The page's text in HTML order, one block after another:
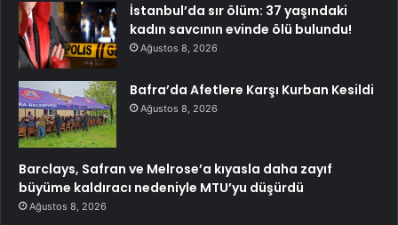
İstanbul’da sır ölüm: 37 yaşındaki
kadın savcının evinde ölü bulundu!
Ağustos 8, 2026
Bafra’da Afetlere Karşı Kurban Kesildi
Ağustos 8, 2026
Barclays, Safran ve Melrose’a kıyasla daha zayıf
büyüme kaldıracı nedeniyle MTU’yu düşürdü
Ağustos 8, 2026